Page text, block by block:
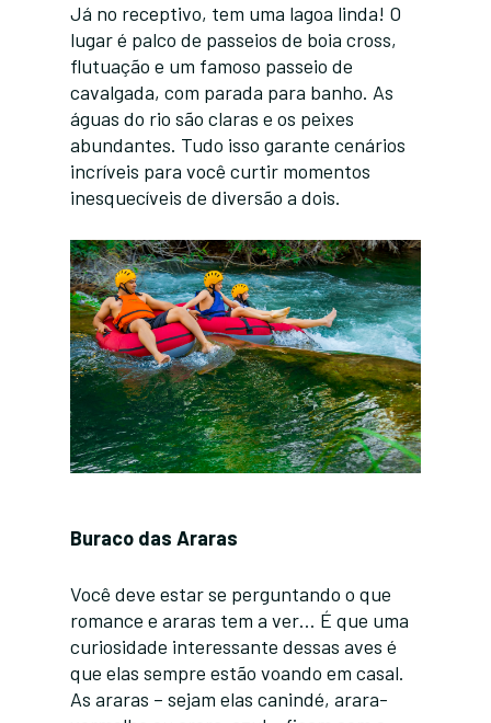
Já no receptivo, tem uma lagoa linda! O
lugar é palco de passeios de boia cross,
flutuação e um famoso passeio de
cavalgada, com parada para banho. As
águas do rio são claras e os peixes
abundantes. Tudo isso garante cenários
incríveis para você curtir momentos
inesquecíveis de diversão a dois.
Buraco das Araras
Você deve estar se perguntando o que
romance e araras tem a ver… É que uma
curiosidade interessante dessas aves é
que elas sempre estão voando em casal.
As araras – sejam elas canindé, arara-